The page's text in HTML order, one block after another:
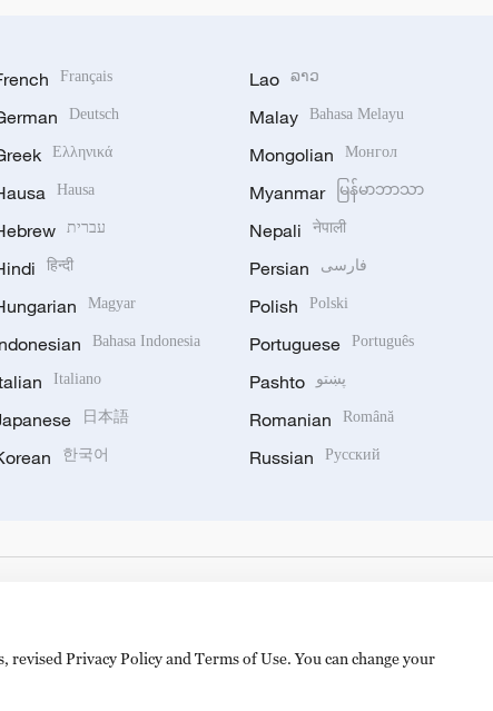
Français
Deutsch
Ελληνικά
Hausa
עברית
हिन्दी
Magyar
Bahasa Indonesia
Italiano
日本語
한국어
Lao ລາວ
Malay Bahasa Melayu
Mongolian Монгол
Myanmar မြန်မာဘာသာ
Nepali नेपाली
Persian فارسی
Polish Polski
Portuguese Português
Pashto پښتو
Romanian Română
Russian Русский
Privacy Policy and Terms of Use. You can change your